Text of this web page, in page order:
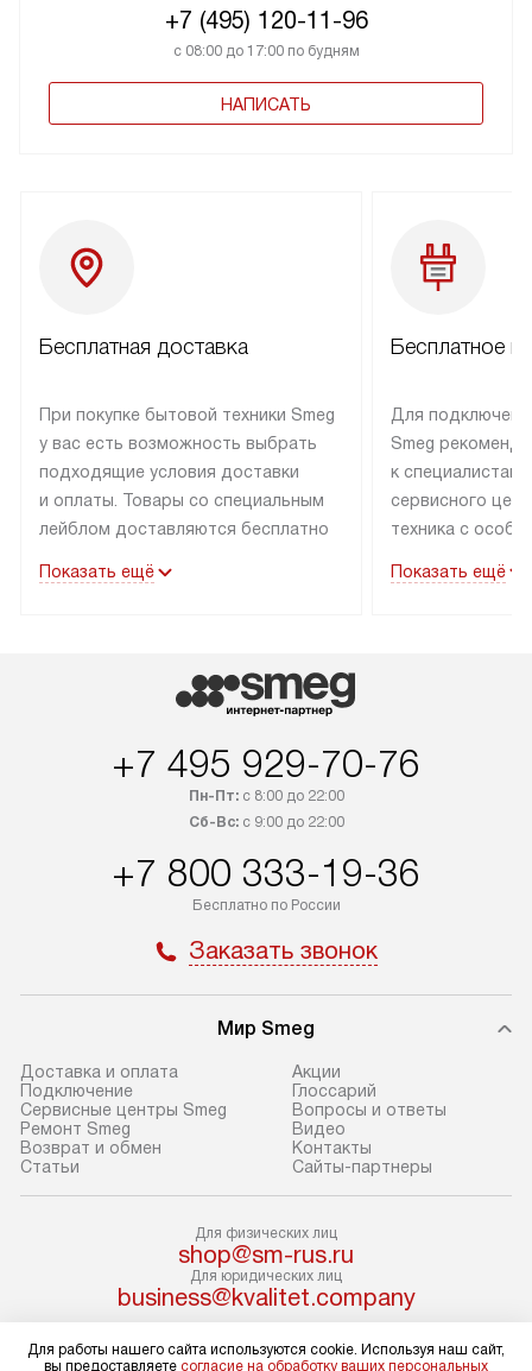
+7 (495) 120-11-96
с 08:00 до 17:00 по будням
НАПИСАТЬ
Бесплатная доставка
При покупке бытовой техники Smeg
у вас есть возможность выбрать
подходящие условия доставки
и оплаты. Товары со специальным
лейблом доставляются бесплатно
до подъезда. Доставка за пределы
маркировку «в наличии», может
быть отправлен покупателю
в Санкт-Петербург и другие
транспортные компании. После
доставляем заказ до офиса
транспортной компании в Москве.
доставки у менеджера при
В день, согласованный с вами,
упакованный товар до подъезда.
Если вам необходимо доставить
покупку до двери вашей квартиры
или места установки, пожалуйста,
с менеджером. За эту услугу будет
взиматься дополнительная плата.
Обратите внимание на размеры
холодильника не позволяют
Показать ещё
Бесплатное
Для
Smeg
к специалистам
сервисного
техника с
коммуникациям.
подключения к
определяется в
в себя снятие
отдельных
запуск и
монтаж не
Показать ещё
+7 495 929-70-76
Пн-Пт:с 8:00 до 22:00
Сб-Вс:с 9:00 до 22:00
+7 800 333-19-36
Бесплатно по России
Заказать звонок
Мир Smeg
Доставка и оплата
Подключение
Сервисные центры Smeg
Ремонт Smeg
Возврат и обмен
Статьи
Акции
Глоссарий
Вопросы и ответы
Видео
Контакты
Сайты-партнеры
Для физических лиц
shop@sm-rus.ru
Для юридических лиц
business@kvalitet.company
НАПИСАТЬ РУКОВОДСТВУ
Для работы нашего сайта используются cookie. Используя наш сайт,
вы предоставляете согласие на обработку ваших персональных